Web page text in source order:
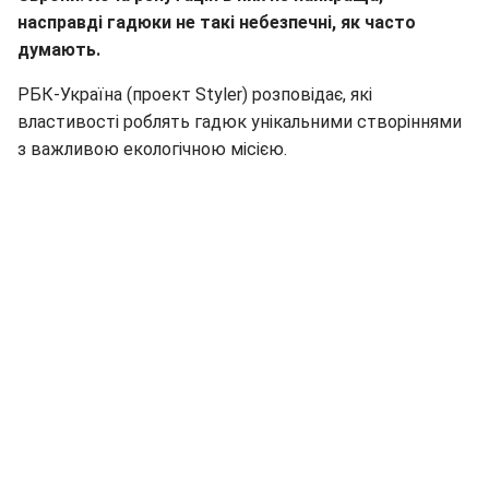
насправді гадюки не такі небезпечні, як часто
думають.
РБК-Україна (проект Styler) розповідає, які
властивості роблять гадюк унікальними створіннями
з важливою екологічною місією.